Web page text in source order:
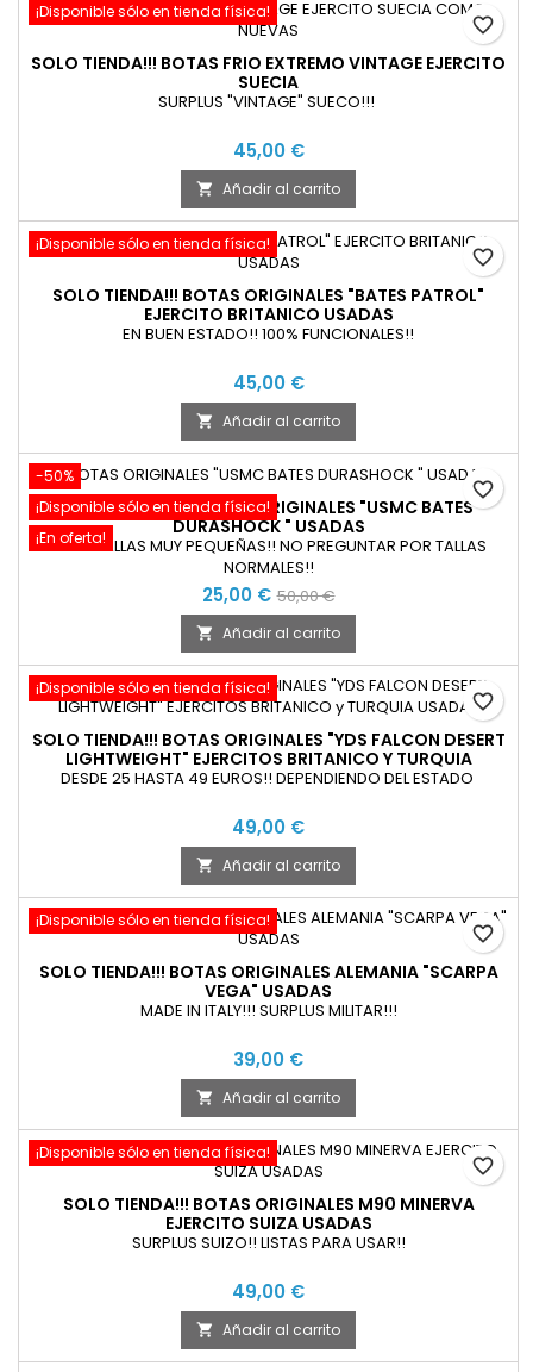
¡Disponible sólo en tienda física!
SOLO TIENDA!!! BOTAS FRIO EXTREMO VINTAGE EJERCITO
SUECIA
SURPLUS "VINTAGE" SUECO!!!
45,00 €
 Añadir al carrito
favorite_border
¡Disponible sólo en tienda física!
SOLO TIENDA!!! BOTAS ORIGINALES "BATES PATROL"
EJERCITO BRITANICO USADAS
EN BUEN ESTADO!! 100% FUNCIONALES!!
45,00 €
 Añadir al carrito
favorite_border
-50%
¡Disponible sólo en tienda física!
¡En oferta!
SOLO TIENDA!!! BOTAS ORIGINALES "USMC BATES
DURASHOCK " USADAS
SOLO TALLAS MUY PEQUEÑAS!! NO PREGUNTAR POR TALLAS
NORMALES!!
25,00 € 50,00 €
 Añadir al carrito
favorite_border
¡Disponible sólo en tienda física!
SOLO TIENDA!!! BOTAS ORIGINALES "YDS FALCON DESERT
LIGHTWEIGHT" EJERCITOS BRITANICO Y TURQUIA
USADAS
DESDE 25 HASTA 49 EUROS!! DEPENDIENDO DEL ESTADO
49,00 €
 Añadir al carrito
favorite_border
¡Disponible sólo en tienda física!
SOLO TIENDA!!! BOTAS ORIGINALES ALEMANIA "SCARPA
VEGA" USADAS
MADE IN ITALY!!! SURPLUS MILITAR!!!
39,00 €
 Añadir al carrito
favorite_border
¡Disponible sólo en tienda física!
SOLO TIENDA!!! BOTAS ORIGINALES M90 MINERVA
EJERCITO SUIZA USADAS
SURPLUS SUIZO!! LISTAS PARA USAR!!
49,00 €
 Añadir al carrito
favorite_border